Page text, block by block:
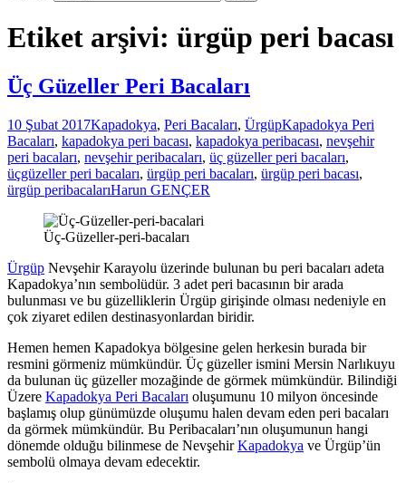
Etiket arşivi: ürgüp peri bacası
Üç Güzeller Peri Bacaları
10 Şubat 2017Kapadokya, Peri Bacaları, ÜrgüpKapadokya Peri
Bacaları, kapadokya peri bacası, kapadokya peribacası, nevşehir
peri bacaları, nevşehir peribacaları, üç güzeller peri bacaları,
üçgüzeller peri bacaları, ürgüp peri bacaları, ürgüp peri bacası,
ürgüp peribacalarıHarun GENÇER
Üç-Güzeller-peri-bacaları
Ürgüp Nevşehir Karayolu üzerinde bulunan bu peri bacaları adeta
Kapadokya’nın sembolüdür. 3 adet peri bacasının bir arada
bulunması ve bu güzelliklerin Ürgüp girişinde olması nedeniyle en
çok ziyaret edilen destinasyonlardan biridir.
Hemen hemen Kapadokya bölgesine gelen herkesin burada bir
resmini görmeniz mümkündür. Üç güzeller ismini Mersin Narlıkuyu
da bulunan üç güzeller mozağinde de görmek mümkündür. Bilindiği
Üzere Kapadokya Peri Bacaları oluşumunu 10 milyon öncesinde
başlamış olup günümüzde oluşumu halen devam eden peri bacaları
da görmek mümkündür. Bu Peribacaları’nın oluşumunun hangi
dönemde olduğu bilinmese de NevşehirKapadokya ve Ürgüp’ün
sembolü olmaya devam edecektir.